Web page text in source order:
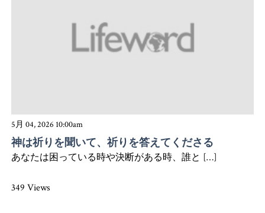
5月 04, 2026 10:00am
神は祈りを聞いて、祈りを答えてくださる
あなたは困っている時や決断がある時、誰と […]
349 Views